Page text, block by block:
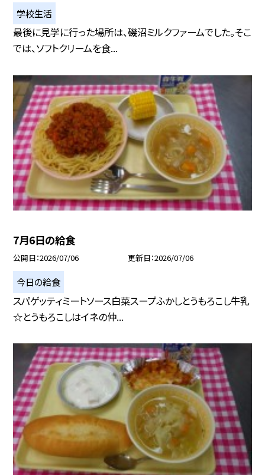
学校生活
最後に見学に行った場所は、磯沼ミルクファームでした。そこ
では、ソフトクリームを食...
7月6日の給食
公開日 2026/07/06 更新日 2026/07/06
今日の給食
スパゲッティミートソース白菜スープふかしとうもろこし牛乳
☆とうもろこしはイネの仲...